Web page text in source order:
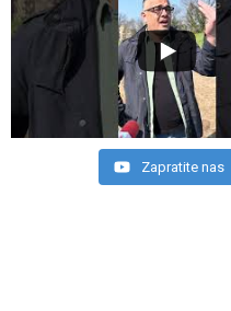
Zapratite nas